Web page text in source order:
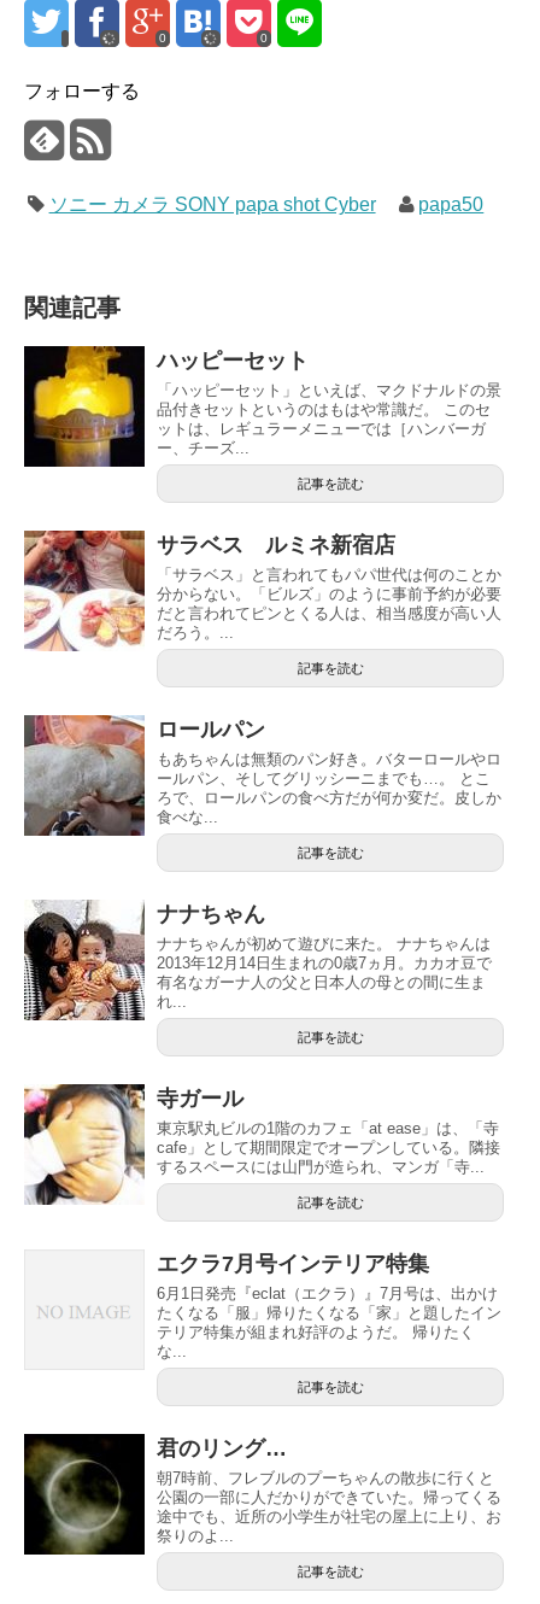
0 0
フォローする
ソニー カメラ SONY papa shot Cyber papa50
関連記事
ハッピーセット
「ハッピーセット」といえば、マクドナルドの景
品付きセットというのはもはや常識だ。 このセ
ットは、レギュラーメニューでは［ハンバーガ
ー、チーズ...
記事を読む
サラベス ルミネ新宿店
「サラベス」と言われてもパパ世代は何のことか
分からない。「ビルズ」のように事前予約が必要
だと言われてピンとくる人は、相当感度が高い人
だろう。...
記事を読む
ロールパン
もあちゃんは無類のパン好き。バターロールやロ
ールパン、そしてグリッシーニまでも…。 とこ
ろで、ロールパンの食べ方だが何か変だ。皮しか
食べな...
記事を読む
ナナちゃん
ナナちゃんが初めて遊びに来た。 ナナちゃんは
2013年12月14日生まれの0歳7ヵ月。カカオ豆で
有名なガーナ人の父と日本人の母との間に生ま
れ...
記事を読む
寺ガール
東京駅丸ビルの1階のカフェ「at ease」は、「寺
cafe」として期間限定でオープンしている。隣接
するスペースには山門が造られ、マンガ「寺...
記事を読む
エクラ7月号インテリア特集
6月1日発売『eclat（エクラ）』7月号は、出かけ
たくなる「服」帰りたくなる「家」と題したイン
テリア特集が組まれ好評のようだ。 帰りたく
な...
記事を読む
君のリング…
朝7時前、フレブルのプーちゃんの散歩に行くと
公園の一部に人だかりができていた。帰ってくる
途中でも、近所の小学生が社宅の屋上に上り、お
祭りのよ...
記事を読む